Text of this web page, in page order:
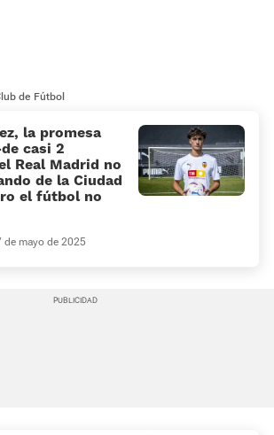
de Fútbol
la promesa
casi 2
Real Madrid no
de la Ciudad
el fútbol no
de mayo de 2025